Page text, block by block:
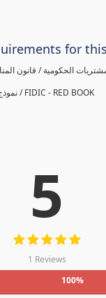
for
الحكومية / قانون
نموذج عقد الفيديك - الكتاب الأحمر / FIDIC - RED BOOK
5
1 Reviews
100%